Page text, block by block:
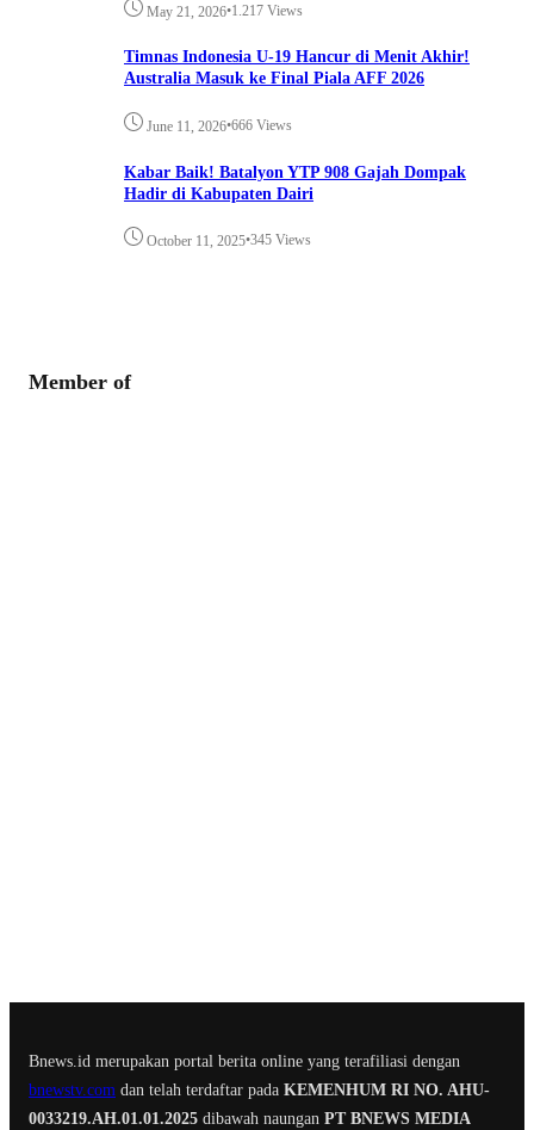
May 21, 2026•1.217 Views
Timnas Indonesia U-19 Hancur di Menit Akhir!
Australia Masuk ke Final Piala AFF 2026
June 11, 2026•666 Views
Kabar Baik! Batalyon YTP 908 Gajah Dompak
Hadir di Kabupaten Dairi
October 11, 2025•345 Views
Member of
Bnews.id merupakan portal berita online yang terafiliasi dengan
bnewstv.com dan telah terdaftar pada KEMENHUM RI NO. AHU-
0033219.AH.01.01.2025 dibawah naungan PT BNEWS MEDIA